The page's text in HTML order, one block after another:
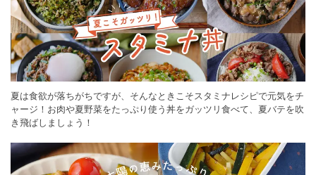
夏は食欲が落ちがちですが、そんなときこそスタミナレシピで元気をチ
ャージ！お肉や夏野菜をたっぷり使う丼をガッツリ食べて、夏バテを吹
き飛ばしましょう！